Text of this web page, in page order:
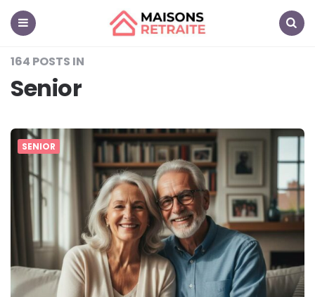
Maisons
Retraite
164 POSTS IN
Senior
SENIOR